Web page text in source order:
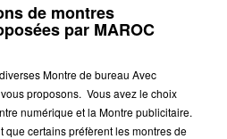
de montres
par MAROC
Montre de bureau Avec
proposons. Vous avez le choix
numérique et la Montre publicitaire.
que certains préfèrent les montres de